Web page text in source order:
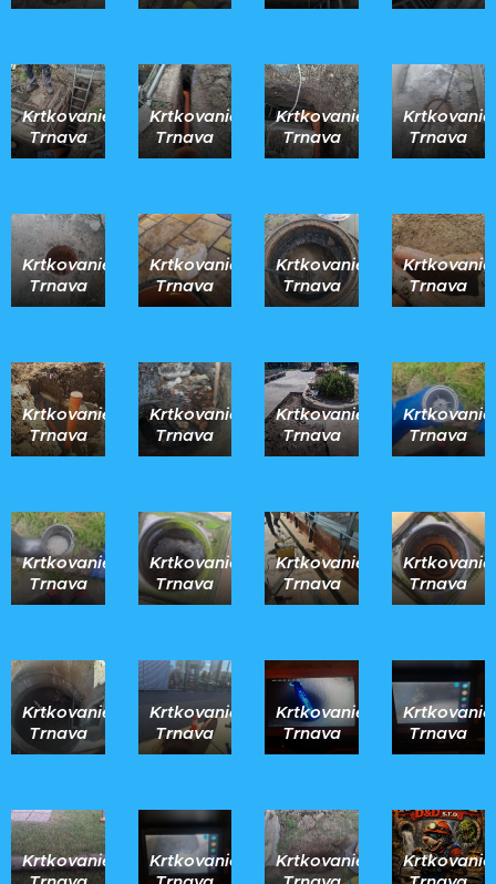
Krtkovanie
Trnava
Krtkovanie
Trnava
Krtkovanie
Trnava
Krtkovanie
Trnava
Krtkovanie
Trnava
Krtkovanie
Trnava
Krtkovanie
Trnava
Krtkovanie
Trnava
Krtkovanie
Trnava
Krtkovanie
Trnava
Krtkovanie
Trnava
Krtkovanie
Trnava
Krtkovanie
Trnava
Krtkovanie
Trnava
Krtkovanie
Trnava
Krtkovanie
Trnava
Krtkovanie
Trnava
Krtkovanie
Trnava
Krtkovanie
Trnava
Krtkovanie
Trnava
Krtkovanie
Krtkovanie
Krtkovanie
Krtkovanie